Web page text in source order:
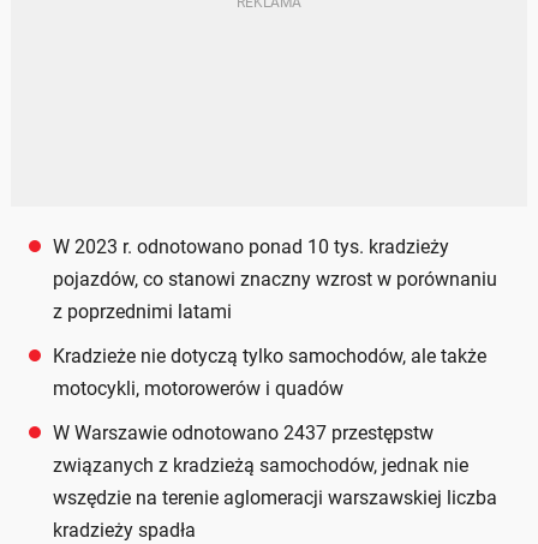
W 2023 r. odnotowano ponad 10 tys. kradzieży
pojazdów, co stanowi znaczny wzrost w porównaniu
z poprzednimi latami
Kradzieże nie dotyczą tylko samochodów, ale także
motocykli, motorowerów i quadów
W Warszawie odnotowano 2437 przestępstw
związanych z kradzieżą samochodów, jednak nie
wszędzie na terenie aglomeracji warszawskiej liczba
kradzieży spadła